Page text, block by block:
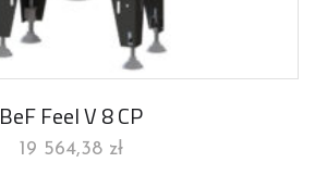
BeF Feel V 8 CP
19 564,38 zł